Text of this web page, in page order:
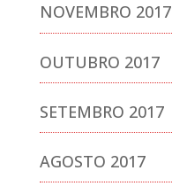
NOVEMBRO 2017
OUTUBRO 2017
SETEMBRO 2017
AGOSTO 2017